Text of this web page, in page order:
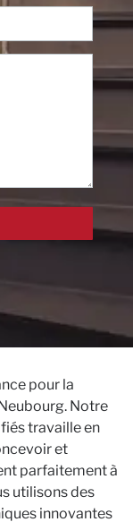
pour la
Notre
travaille en
et
parfaitement à
utilisons des
innovantes